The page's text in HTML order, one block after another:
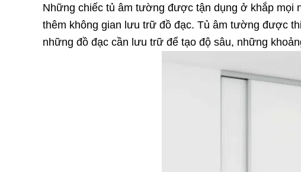
Những chiếc tủ âm tường được tận dụng ở khắp mọi
thêm không gian lưu trữ đồ đạc. Tủ âm tường được
những đồ đạc cần lưu trữ để tạo độ sâu, những